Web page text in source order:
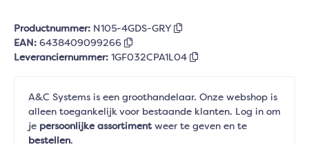
Productnummer: N105-4GDS-GRY
EAN: 6438409099266
Leveranciernummer: 1GF032CPA1L04
A&C Systems is een groothandelaar. Onze webshop is
alleen toegankelijk voor bestaande klanten. Log in om
je persoonlijke assortimentweer te geven en te
bestellen.